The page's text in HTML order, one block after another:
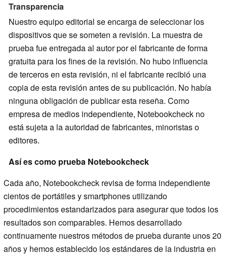
Transparencia
Nuestro equipo editorial se encarga de seleccionar los
dispositivos que se someten a revisión. La muestra de
prueba fue entregada al autor por el fabricante de forma
gratuita para los fines de la revisión. No hubo influencia
de terceros en esta revisión, ni el fabricante recibió una
copia de esta revisión antes de su publicación. No había
ninguna obligación de publicar esta reseña. Como
empresa de medios independiente, Notebookcheck no
está sujeta a la autoridad de fabricantes, minoristas o
editores.
Así es como prueba Notebookcheck
Cada año, Notebookcheck revisa de forma independiente
cientos de portátiles y smartphones utilizando
procedimientos estandarizados para asegurar que todos los
resultados son comparables. Hemos desarrollado
continuamente nuestros métodos de prueba durante unos 20
años y hemos establecido los estándares de la industria en